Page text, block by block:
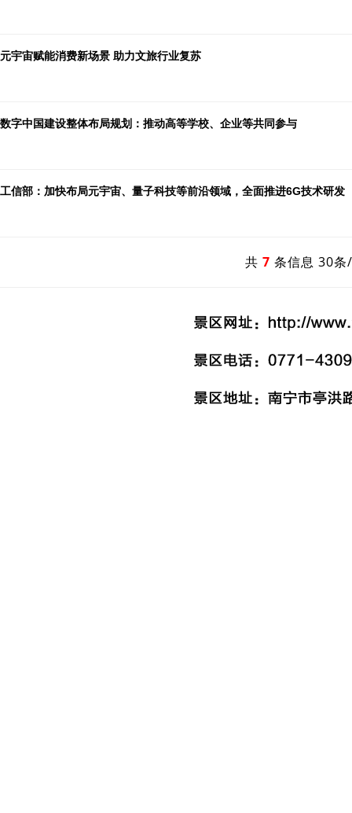
元宇宙赋能消费新场景 助力文旅行业复苏
数字中国建设整体布局规划：推动高等学校、企业等共同参与
工信部：加快布局元宇宙、量子科技等前沿领域，全面推进6G技术研发
共 7 条信息 30